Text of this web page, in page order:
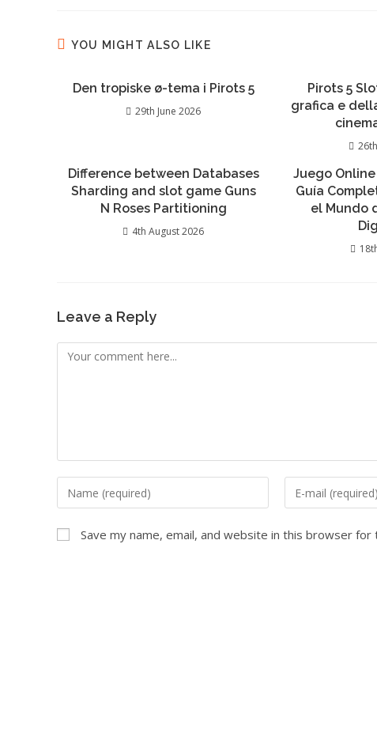
YOU MIGHT ALSO LIKE
Den tropiske ø-tema i Pirots 5
29th June 2026
Pirots 5
grafica e
Difference between Databases
Sharding and slot game Guns
N Roses Partitioning
4th August 2026
Juego
Guía
el Mundo
Leave a Reply
Save my name, email, and website in this browser